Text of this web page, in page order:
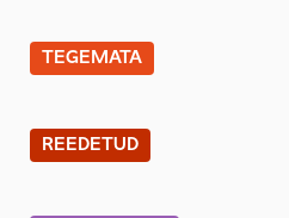
TEGEMATA
REEDETUD